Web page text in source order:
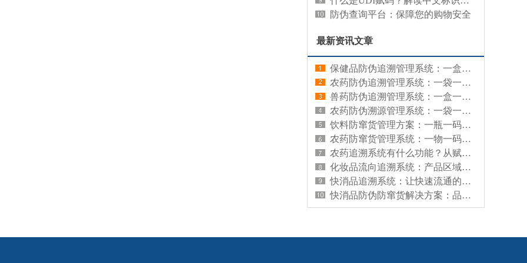
防伪查询平台：保障您的购物安全
最新资讯文章
保健品防伪追溯管理系统：一盒一码，让每盒保健品来源可查、真伪可辨
农药防伪追溯管理系统：一袋一码，让每袋农药有据可查、有源可溯
兽药防伪追溯管理系统：一盒一码，让每盒兽药来源可查、真伪可辨
农药防伪溯源管理系统：一袋一码，既防假冒又查来源
饮料防窜货管理方案：一瓶一码，从源头管住渠道流向
农药防窜货管理系统：一物一码，让每袋农药流向清晰、渠道可控
农药追溯系统有什么功能？从赋码到监管的全链路能力解析
化妆品流向追溯系统：产品区域分布的查询工具
快消品追溯系统：让快速流通的商品拥有可信数字档案
快消品防伪防窜货解决方案：品牌信任与渠道秩序的数字化守护